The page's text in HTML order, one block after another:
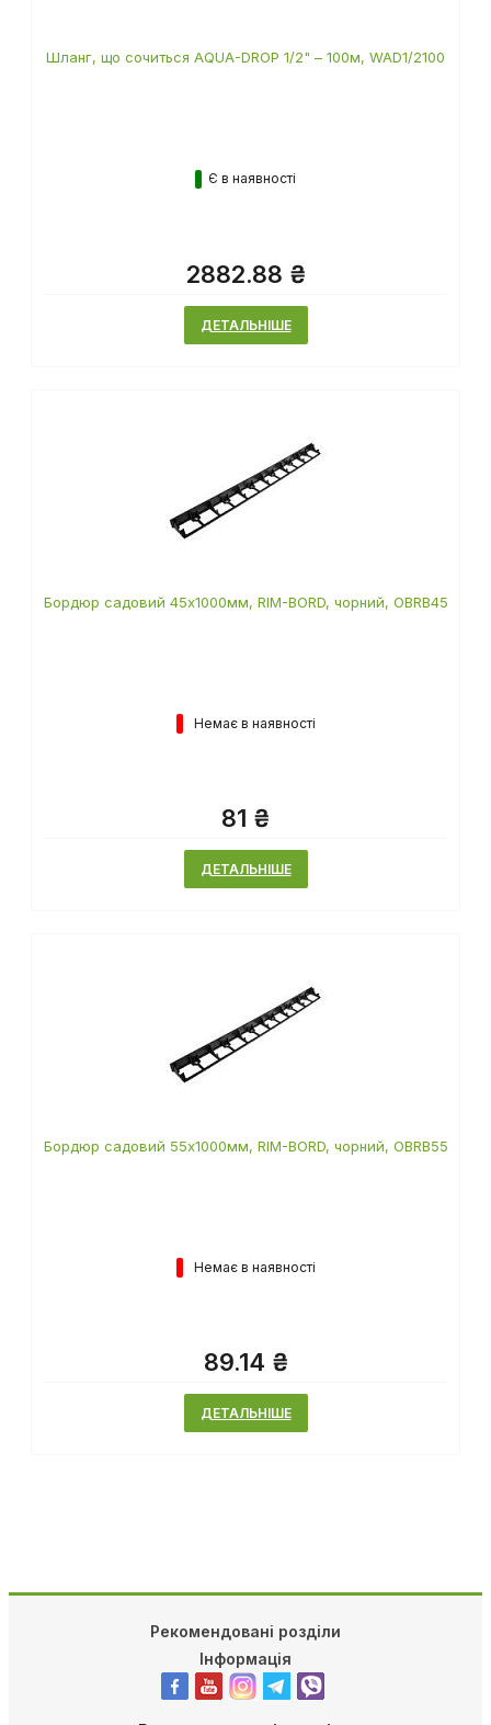
Шланг, що сочиться AQUA-DROP 1/2" – 100м, WAD1/2100
Є в наявності
2882.88 ₴
ДЕТАЛЬНІШЕ
Бордюр садовий 45х1000мм, RIM-BORD, чорний, OBRB45
Немає в наявності
81 ₴
ДЕТАЛЬНІШЕ
Бордюр садовий 55х1000мм, RIM-BORD, чорний, OBRB55
Немає в наявності
89.14 ₴
ДЕТАЛЬНІШЕ
Рекомендовані розділи
Інформація